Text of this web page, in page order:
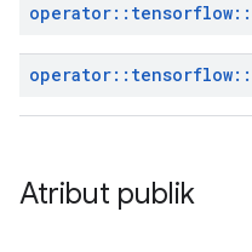
operator:: tensorflow::
operator:: tensorflow::
Atribut publik